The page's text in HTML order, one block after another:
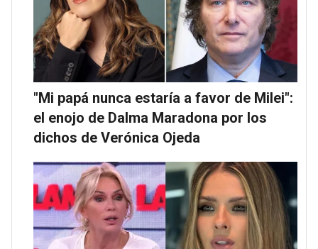
"Mi papá nunca estaría a favor de Milei":
el enojo de Dalma Maradona por los
dichos de Verónica Ojeda